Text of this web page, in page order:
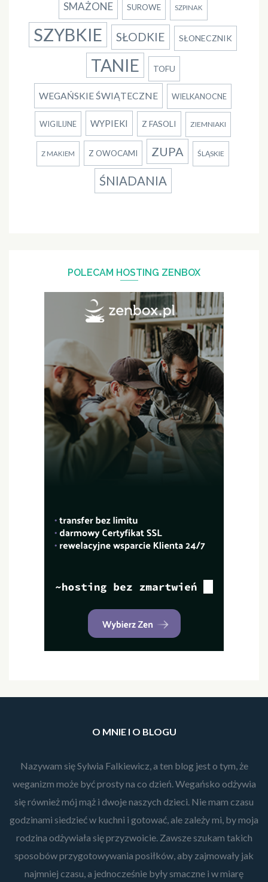
SMAŻONE SUROWE SZPINAK
SZYBKIE SŁODKIE SŁONECZNIK
TANIE TOFU
WEGAŃSKIE ŚWIĄTECZNE WIELKANOCNE
WIGILIJNE WYPIEKI Z FASOLI ZIEMNIAKI
Z MAKIEM Z OWOCAMI ZUPA ŚLĄSKIE
ŚNIADANIA
POLECAM HOSTING ZENBOX
O MNIE I O BLOGU
Nazywam się Sylwia Falkiewicz, a ten blog jest o tym, że
weganizm może być prosty na co dzień. Wegańsko odżywia
się również mój mąż i dwoje naszych dzieci. Nie mam czasu
godzinami siedzieć w kuchni i gotować, ale zależy mi, by moja
rodzina odżywiała się przyzwoicie. Zawsze szukam takich
sposobów przygotowywania posiłków, aby zajmowały jak
najmniej czasu, a jednocześnie były smaczne i w miarę